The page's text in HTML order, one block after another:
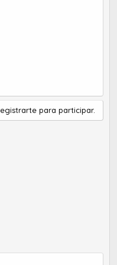
para participar.